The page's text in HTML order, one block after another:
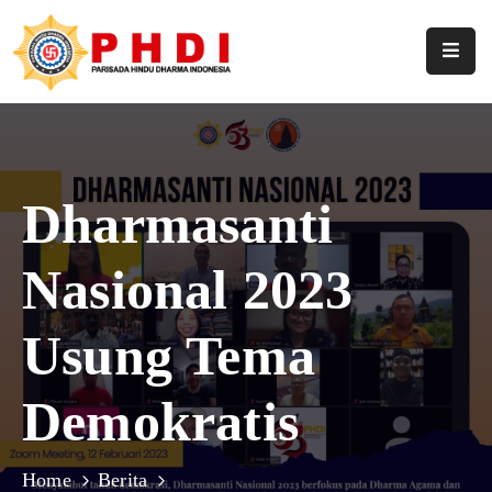
Home
Pengurus
Hasil
Keputusan
Berita
Artikel
Pustaka
Dharmasanti
Nasional 2023
Usung Tema
Demokratis
Home
Berita